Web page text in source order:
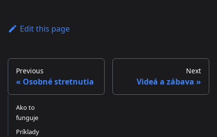
Edit this page
Previous
Osobné stretnutia
Next
Videá a zábava
Ako to
funguje
Príklady